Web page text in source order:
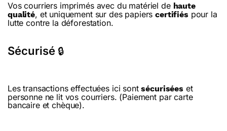
Vos courriers imprimés avec du matériel de haute
qualité, et uniquement sur des papierscertifiés pour la
lutte contre la déforestation.
Sécurisé 🔒
Les transactions effectuées ici sontsécurisées et
personne ne lit vos courriers. (Paiement par carte
bancaire et chèque).